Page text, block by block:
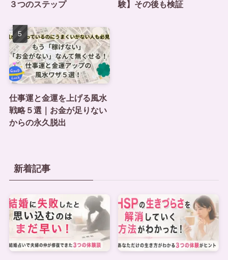
３つのステップ
験】その後も検証
仕事運と金運を上げる風水
戦略５選｜お金が足りない
からの永久脱出
新着記事